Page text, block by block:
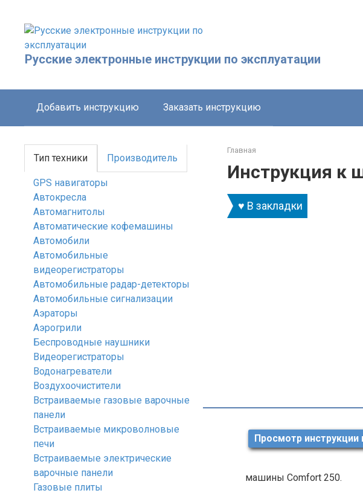
контенту
Русские электронные инструкции по эксплуатации
Добавить инструкцию Заказать инструкцию
Главная
Инструкция к
♥ В закладки
Просмотр инструкции
машины Comfort 250.
Тип техники Производитель
GPS навигаторы
Автокресла
Автомагнитолы
Автоматические кофемашины
Автомобили
Автомобильные
видеорегистраторы
Автомобильные радар-детекторы
Автомобильные сигнализации
Аэраторы
Аэрогрили
Беспроводные наушники
Видеорегистраторы
Водонагреватели
Воздухоочистители
Встраиваемые газовые варочные
панели
Встраиваемые микроволновые
печи
Встраиваемые электрические
варочные панели
Газовые плиты